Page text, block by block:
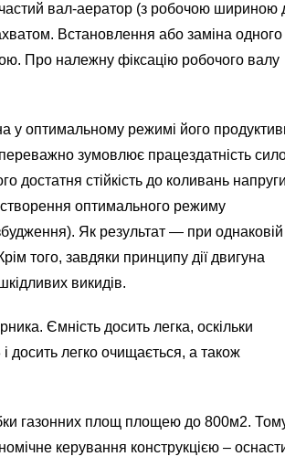
вал-аератор (з робочою шириною
Встановлення або заміна одного
Про належну фіксацію робочого валу
оптимальному режимі його
зумовлює працездатність
достатня стійкість до коливань напруги
оптимального режиму
Як результат — при однаковій
того, завдяки принципу дії двигуна
викидів.
Ємність досить легка, оскільки
досить легко очищається, а також
газонних площ площею до 800м2.
керування конструкцією –